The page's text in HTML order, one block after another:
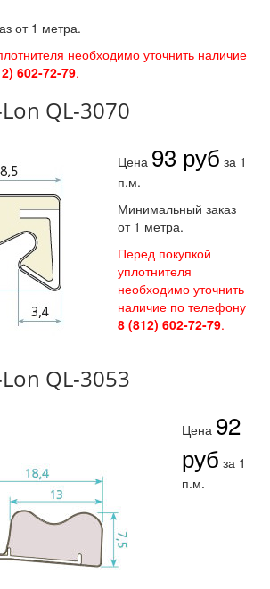
от 1 метра.
необходимо уточнить наличие
602-72-79.
QL-3070
Цена 93 руб за 1
п.м.
Минимальный заказ
от 1 метра.
Перед покупкой
уплотнителя
необходимо уточнить
наличие по телефону
8 (812) 602-72-79.
QL-3053
Цена 92
руб за 1
п.м.